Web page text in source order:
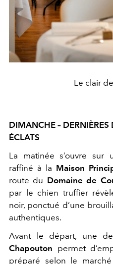
Le clair
DIMANCHE – DERNIÈRES
ÉCLATS
La matinée s’ouvre sur
raffiné à la Maison
route du Domaine de
par le chien truffier
noir, ponctué d’une
authentiques.
Avant le départ, une
Chapouton permet
préparé selon le